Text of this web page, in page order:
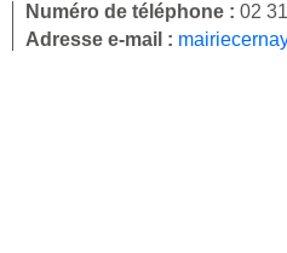
Numéro de téléphone : 02
Adresse e-mail :